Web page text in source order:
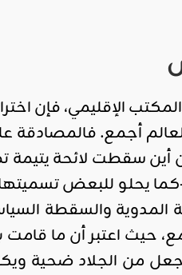
الإقليمي، فإن
أجمع. فالمصادقة
أين سقطت لائحة يتيمة
يحلو للبعض تسميتها-
والسقطة
حيث اعتبر أن ما
من الجلاد ضحية